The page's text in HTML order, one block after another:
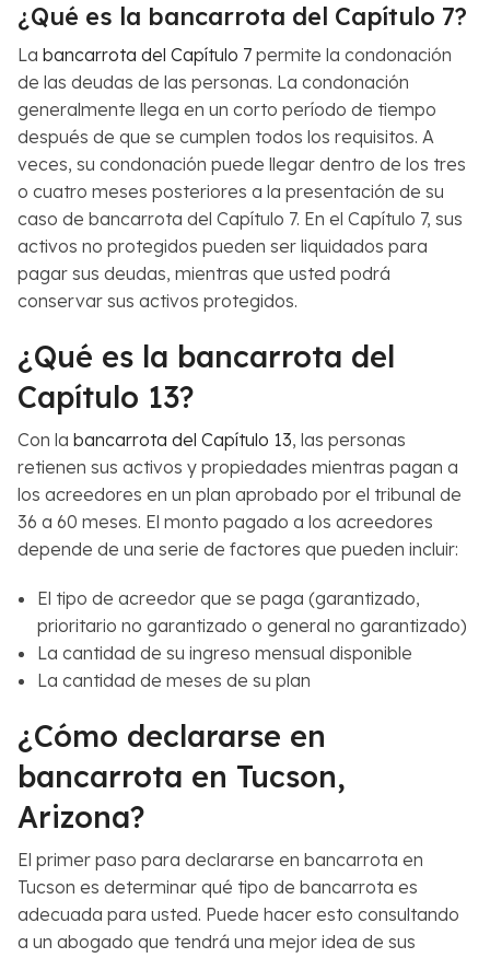
¿Qué es la bancarrota del Capítulo 7?
La bancarrota del Capítulo 7 permite la condonación
de las deudas de las personas. La condonación
generalmente llega en un corto período de tiempo
después de que se cumplen todos los requisitos. A
veces, su condonación puede llegar dentro de los tres
o cuatro meses posteriores a la presentación de su
caso de bancarrota del Capítulo 7. En el Capítulo 7, sus
activos no protegidos pueden ser liquidados para
pagar sus deudas, mientras que usted podrá
conservar sus activos protegidos.
¿Qué es la bancarrota del
Capítulo 13?
Con la bancarrota del Capítulo 13, las personas
retienen sus activos y propiedades mientras pagan a
los acreedores en un plan aprobado por el tribunal de
36 a 60 meses. El monto pagado a los acreedores
depende de una serie de factores que pueden incluir:
El tipo de acreedor que se paga (garantizado,
prioritario no garantizado o general no garantizado)
La cantidad de su ingreso mensual disponible
La cantidad de meses de su plan
¿Cómo declararse en
bancarrota en Tucson,
Arizona?
El primer paso para declararse en bancarrota en
Tucson es determinar qué tipo de bancarrota es
adecuada para usted. Puede hacer esto consultando
a un abogado que tendrá una mejor idea de sus